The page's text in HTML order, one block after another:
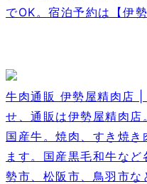
でOK。宿泊予約は【伊
牛肉通販 伊勢屋精肉店
せ、通販は伊勢屋精肉店
国産牛。焼肉、すき焼
ます。国産黒毛和牛な
勢市、松阪市、鳥羽市な